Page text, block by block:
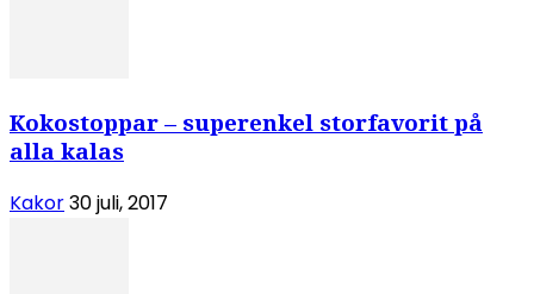
Kokostoppar – superenkel storfavorit på
alla kalas
Kakor30 juli, 2017